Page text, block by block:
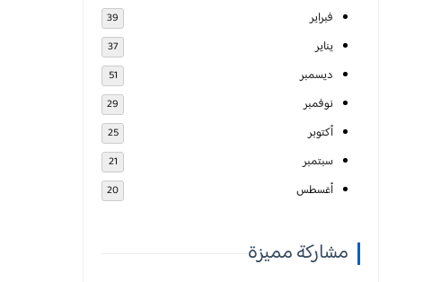
فبراير 39
يناير 37
ديسمبر 51
نوفمبر 29
أكتوبر 25
سبتمبر 21
أغسطس 20
مشاركة مميزة